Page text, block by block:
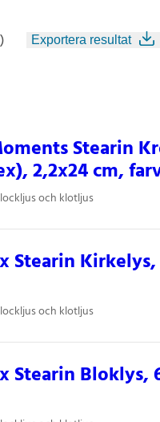
Exportera resultat
Stearin
2,2x24 cm,
och klotljus
Stearin Kirkelys,
och klotljus
Stearin Bloklys,